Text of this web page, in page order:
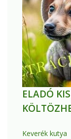
ELADÓ
Keverék kutya